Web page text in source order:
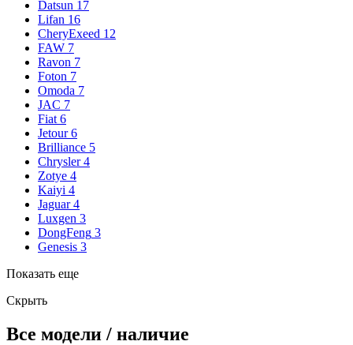
Datsun 17
Lifan 16
CheryExeed 12
FAW 7
Ravon 7
Foton 7
Omoda 7
JAC 7
Fiat 6
Jetour 6
Brilliance 5
Chrysler 4
Zotye 4
Kaiyi 4
Jaguar 4
Luxgen 3
DongFeng 3
Genesis 3
Показать еще
Скрыть
Все модели / наличие